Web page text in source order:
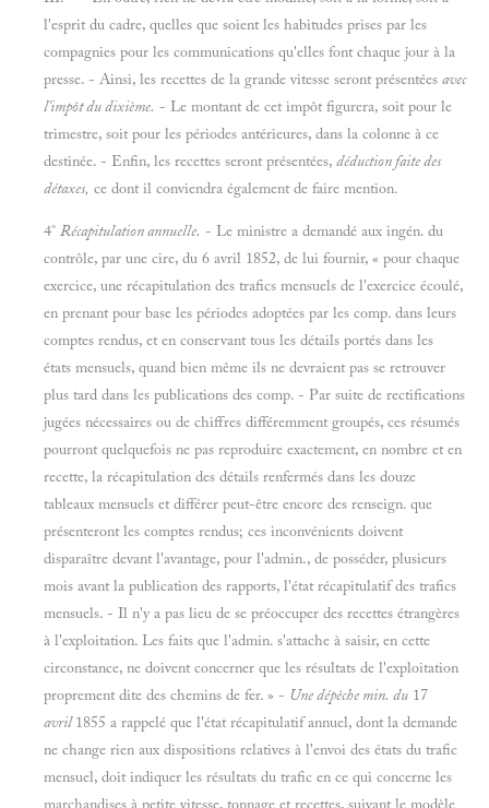
l'esprit du cadre, quelles que soient les habitudes prises par les
compagnies pour les communications qu'elles font chaque jour à la
presse. - Ainsi, les recettes de la grande vitesse seront présentées avec
l'impôt du dixième. - Le montant de cet impôt figurera, soit pour le
trimestre, soit pour les périodes antérieures, dans la colonne à ce
destinée. - Enfin, les recettes seront présentées, déduction faite des
détaxes, ce dont il conviendra également de faire mention.
4° Récapitulation annuelle. - Le ministre a demandé aux ingén. du
contrôle, par une cire, du 6 avril 1852, de lui fournir, « pour chaque
exercice, une récapitulation des trafics mensuels de l'exercice écoulé,
en prenant pour base les périodes adoptées par les comp. dans leurs
comptes rendus, et en conservant tous les détails portés dans les
états mensuels, quand bien même ils ne devraient pas se retrouver
plus tard dans les publications des comp. - Par suite de rectifications
jugées nécessaires ou de chiffres différemment groupés, ces résumés
pourront quelquefois ne pas reproduire exactement, en nombre et en
recette, la récapitulation des détails renfermés dans les douze
tableaux mensuels et différer peut-être encore des renseign. que
présenteront les comptes rendus; ces inconvénients doivent
disparaître devant l'avantage, pour l'admin., de posséder, plusieurs
mois avant la publication des rapports, l'état récapitulatif des trafics
mensuels. - Il n'y a pas lieu de se préoccuper des recettes étrangères
à l'exploitation. Les faits que l'admin. s'attache à saisir, en cette
circonstance, ne doivent concerner que les résultats de l'exploitation
proprement dite des chemins de fer. » - Une dépêche min. du 17
avril1855 a rappelé que l'état récapitulatif annuel, dont la demande
ne change rien aux dispositions relatives à l'envoi des états du trafic
mensuel, doit indiquer les résultats du trafic en ce qui concerne les
marchandises à petite vitesse, tonnage et recettes, suivant le modèle